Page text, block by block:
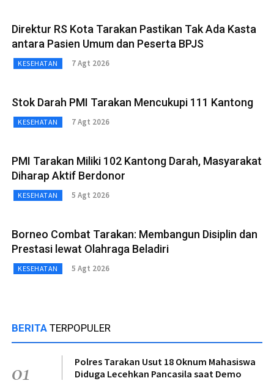
Direktur RS Kota Tarakan Pastikan Tak Ada Kasta
antara Pasien Umum dan Peserta BPJS
KESEHATAN 7 Agt 2026
Stok Darah PMI Tarakan Mencukupi 111 Kantong
KESEHATAN 7 Agt 2026
PMI Tarakan Miliki 102 Kantong Darah, Masyarakat
Diharap Aktif Berdonor
KESEHATAN 5 Agt 2026
Borneo Combat Tarakan: Membangun Disiplin dan
Prestasi lewat Olahraga Beladiri
KESEHATAN 5 Agt 2026
BERITA TERPOPULER
01
Polres Tarakan Usut 18 Oknum Mahasiswa
Diduga Lecehkan Pancasila saat Demo